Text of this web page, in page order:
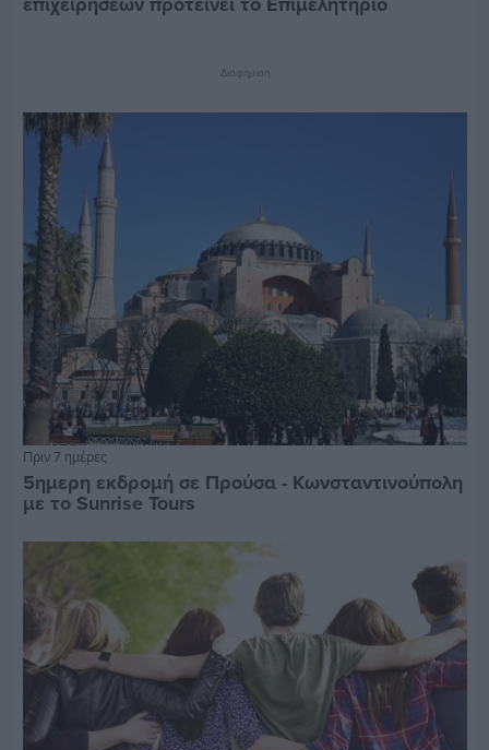
Διαφήμιση
Πριν 7 ημέρες
5ημερη εκδρομή σε Προύσα - Κωνσταντινούπολη
με το Sunrise Tours